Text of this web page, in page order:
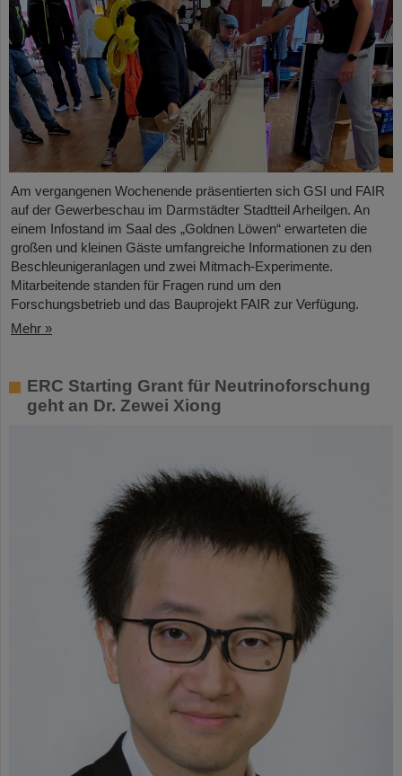
Am vergangenen Wochenende präsentierten sich GSI und FAIR
auf der Gewerbeschau im Darmstädter Stadtteil Arheilgen. An
einem Infostand im Saal des „Goldnen Löwen“ erwarteten die
großen und kleinen Gäste umfangreiche Informationen zu den
Beschleunigeranlagen und zwei Mitmach-Experimente.
Mitarbeitende standen für Fragen rund um den
Forschungsbetrieb und das Bauprojekt FAIR zur Verfügung.
Mehr »
ERC Starting Grant für Neutrinoforschung
geht an Dr. Zewei Xiong